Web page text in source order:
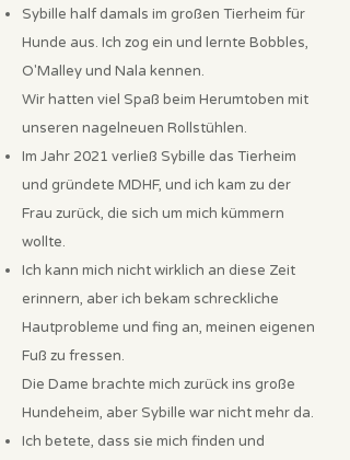
Sybille half damals im großen Tierheim für
Hunde aus. Ich zog ein und lernte Bobbles,
O'Malley und Nala kennen.
Wir hatten viel Spaß beim Herumtoben mit
unseren nagelneuen Rollstühlen.
Im Jahr 2021 verließ Sybille das Tierheim
und gründete MDHF, und ich kam zu der
Frau zurück, die sich um mich kümmern
wollte.
Ich kann mich nicht wirklich an diese Zeit
erinnern, aber ich bekam schreckliche
Hautprobleme und fing an, meinen eigenen
Fuß zu fressen.
Die Dame brachte mich zurück ins große
Hundeheim, aber Sybille war nicht mehr da.
Ich betete, dass sie mich finden und